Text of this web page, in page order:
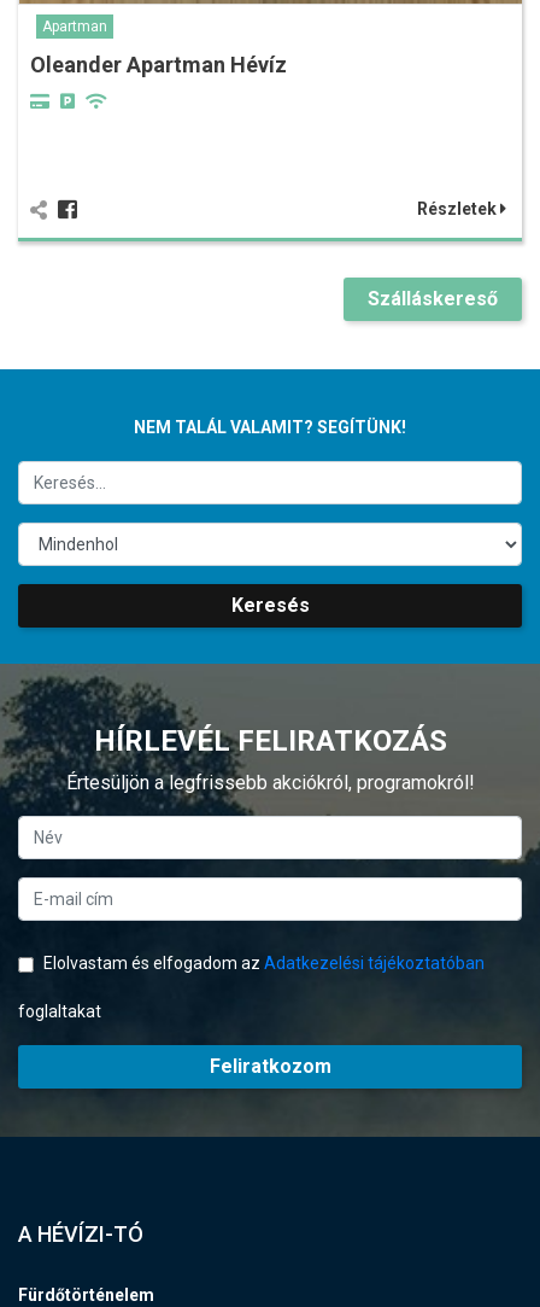
Apartman
Oleander Apartman Hévíz
Részletek
Szálláskereső
NEM TALÁL VALAMIT? SEGÍTÜNK!
Keresés
HÍRLEVÉL FELIRATKOZÁS
Értesüljön a legfrissebb akciókról, programokról!
Elolvastam és elfogadom az Adatkezelési tájékoztatóban
foglaltakat
Feliratkozom
A HÉVÍZI-TÓ
Fürdőtörténelem